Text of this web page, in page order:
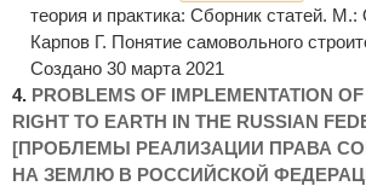
теория и практика: Сборник статей.
Карпов Г. Понятие самовольного
Создано 30 марта 2021
4. PROBLEMS OF IMPLEMENTATION
RIGHT TO EARTH IN THE RUSSIAN
[ПРОБЛЕМЫ РЕАЛИЗАЦИИ ПРАВА
НА ЗЕМЛЮ В РОССИЙСКОЙ